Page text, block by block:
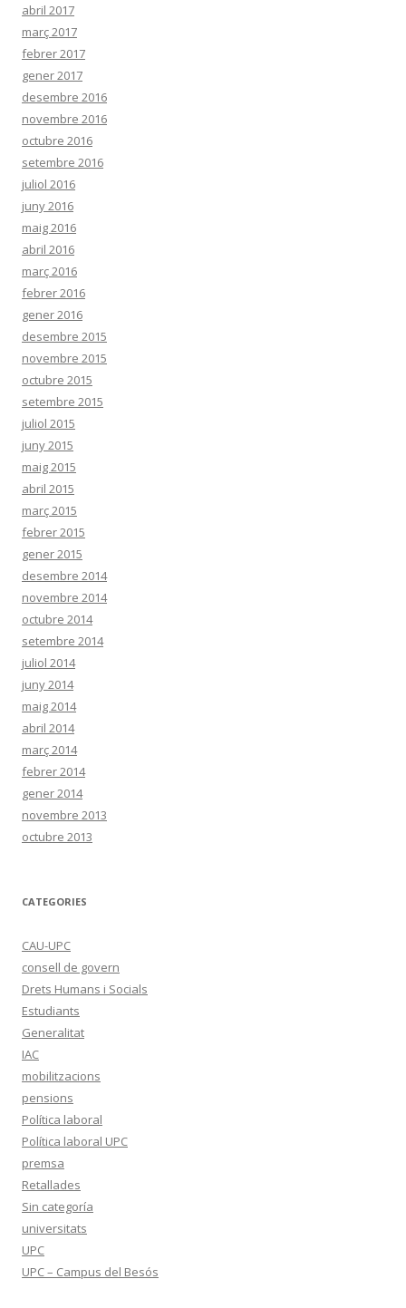
abril 2017
març 2017
febrer 2017
gener 2017
desembre 2016
novembre 2016
octubre 2016
setembre 2016
juliol 2016
juny 2016
maig 2016
abril 2016
març 2016
febrer 2016
gener 2016
desembre 2015
novembre 2015
octubre 2015
setembre 2015
juliol 2015
juny 2015
maig 2015
abril 2015
març 2015
febrer 2015
gener 2015
desembre 2014
novembre 2014
octubre 2014
setembre 2014
juliol 2014
juny 2014
maig 2014
abril 2014
març 2014
febrer 2014
gener 2014
novembre 2013
octubre 2013
CATEGORIES
CAU-UPC
consell de govern
Drets Humans i Socials
Estudiants
Generalitat
IAC
mobilitzacions
pensions
Política laboral
Política laboral UPC
premsa
Retallades
Sin categoría
universitats
UPC
UPC – Campus del Besós